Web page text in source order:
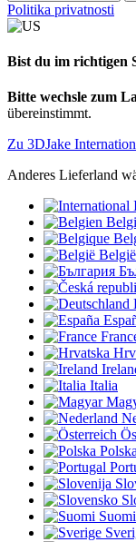
Politika privatnosti
Bist du im richtigen
Bitte wechsle zum
übereinstimmt.
Zu 3DJake
Anderes Lieferland
België
Italia
Polska
Suomi